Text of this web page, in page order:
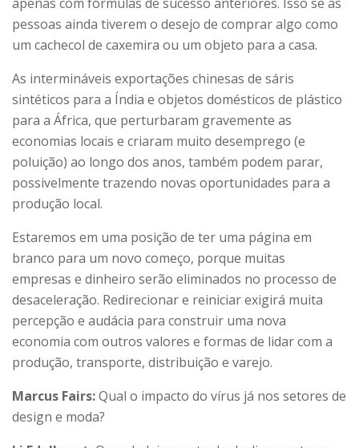
pessoas ainda tiverem o desejo de comprar algo como
um cachecol de caxemira ou um objeto para a casa.
As intermináveis ​​exportações chinesas de sáris
sintéticos para a Índia e objetos domésticos de plástico
para a África, que perturbaram gravemente as
economias locais e criaram muito desemprego (e
poluição) ao longo dos anos, também podem parar,
possivelmente trazendo novas oportunidades para a
produção local.
Estaremos em uma posição de ter uma página em
branco para um novo começo, porque muitas
empresas e dinheiro serão eliminados no processo de
desaceleração. Redirecionar e reiniciar exigirá muita
percepção e audácia para construir uma nova
economia com outros valores e formas de lidar com a
produção, transporte, distribuição e varejo.
Marcus Fairs:Qual o impacto do vírus já nos setores de
design e moda?